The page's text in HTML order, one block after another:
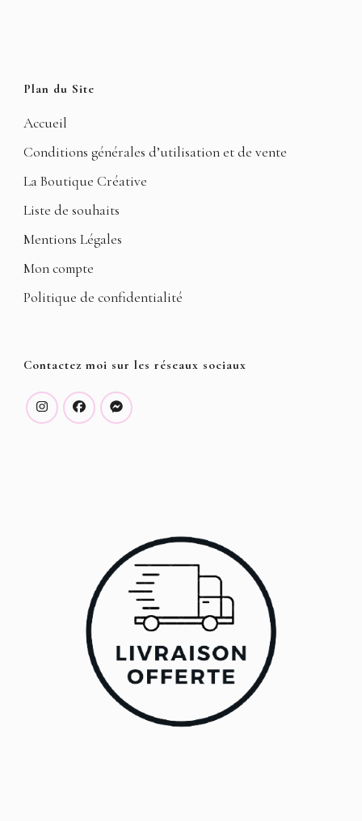
Plan du Site
Accueil
Conditions générales d’utilisation et de vente
La Boutique Créative
Liste de souhaits
Mentions Légales
Mon compte
Politique de confidentialité
Contactez moi sur les réseaux sociaux